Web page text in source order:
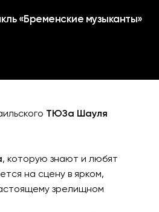
ТЮЗа Шауля
, которую знают и любят
на сцену в ярком,
зрелищном